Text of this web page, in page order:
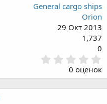
General cargo ships
Orion
29 Окт 2013
1,737
0
.
0
0
0 оценок